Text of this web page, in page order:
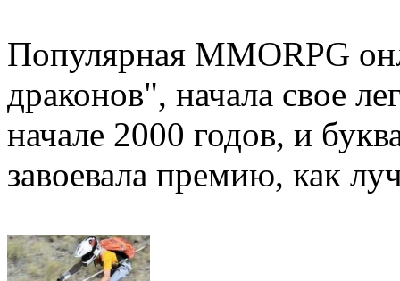
Популярная MMORPG
драконов", начала свое
начале 2000 годов, и
завоевала премию, как